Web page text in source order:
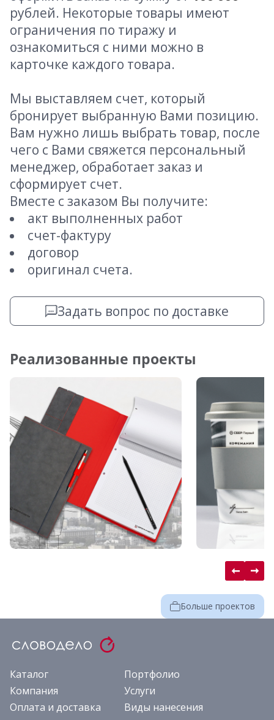
рублей. Некоторые товары имеют
ограничения по тиражу и
ознакомиться с ними можно в
карточке каждого товара.
Мы выставляем счет, который
бронирует выбранную Вами позицию.
Вам нужно лишь выбрать товар, после
чего с Вами свяжется персональный
менеджер, обработает заказ и
сформирует счет.
Вместе с заказом Вы получите:
акт выполненных работ
счет-фактуру
договор
оригинал счета.
Задать вопрос по доставке
Реализованные проекты
Больше проектов
Каталог
Портфолио
Компания
Услуги
Оплата и доставка
Виды нанесения